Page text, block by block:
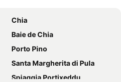
Chia
Baie de Chia
Porto Pino
Santa Margherita di Pula
Spiaggia Portixeddu